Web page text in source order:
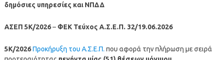
δημόσιες υπηρεσίες και ΝΠΔΔ
ΑΣΕΠ 5Κ/2026– ΦΕΚ Τεύχος Α.Σ.Ε.Π. 32/19.06.2026
5Κ/2026Προκήρυξη του Α.Σ.Ε.Π. που αφορά την πλήρωση με σειρά